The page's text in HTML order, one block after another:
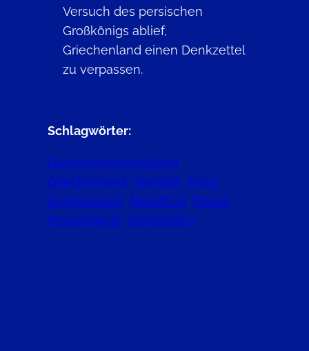
Versuch des persischen
Großkönigs ablief,
Griechenland einen Denkzettel
zu verpassen.
Schlagwörter:
Geschichtsschreibung
Griechenland
Herodot Krieg
Kriegswesen
Marathon
Perser
Perserkriege Schlachten